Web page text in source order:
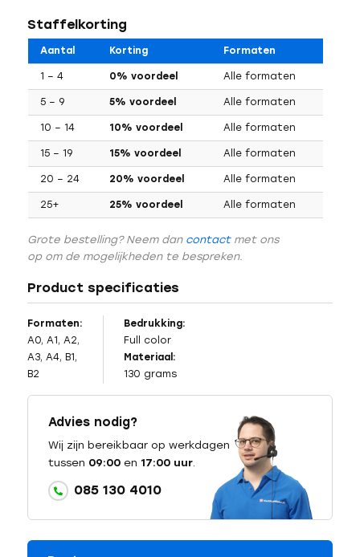
Staffelkorting
Aantal Korting Formaten
1 – 4 0% voordeel Alle formaten
5 – 9 5% voordeel Alle formaten
10 – 14 10% voordeel Alle formaten
15 – 19 15% voordeel Alle formaten
20 – 24 20% voordeel Alle formaten
25+ 25% voordeel Alle formaten
Grote bestelling? Neem dan contactmet ons
op om de mogelijkheden te bespreken.
Product specificaties
Formaten:
A0, A1, A2,
A3, A4, B1,
B2
Bedrukking:
Full color
Materiaal:
130 grams
Advies nodig?
Wij zijn bereikbaar op werkdagen
tussen 09:00en 17:00 uur.
085 130 4010